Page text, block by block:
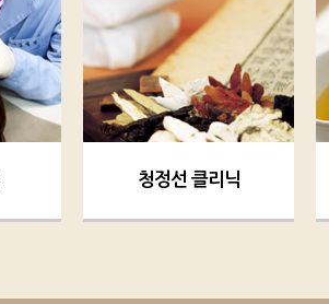
청정선 클리닉